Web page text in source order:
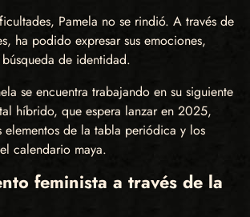
Pamela no se rindió. A través de
ha podido expresar sus emociones,
de identidad.
se encuentra trabajando en su siguiente
híbrido, que espera lanzar en 2025,
de la tabla periódica y los
calendario maya.
feminista a través de la